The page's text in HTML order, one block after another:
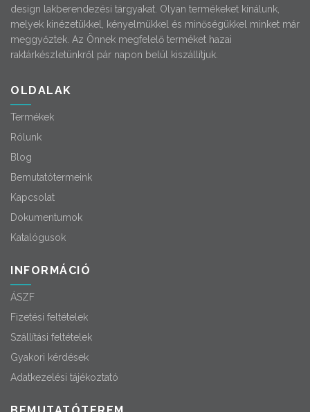
design lakberendezési tárgyakat. Olyan termékeket kínálunk,
melyek kinézetükkel, kényelmükkel és minőségükkel minket már
meggyőztek. Az Önnek megfelelő terméket hazai
raktárkészletünkről pár napon belül kiszállítjuk.
OLDALAK
Termékek
Rólunk
Blog
Bemutatótermeink
Kapcsolat
Dokumentumok
Katalógusok
INFORMÁCIÓ
ÁSZF
Fizetési feltételek
Szállítási feltételek
Gyakori kérdések
Adatkezelési tájékoztató